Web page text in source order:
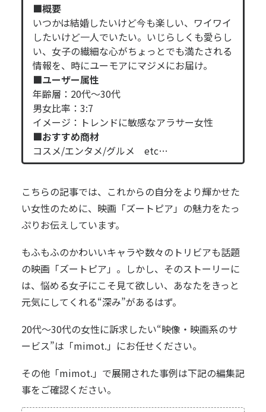
■概要
いつかは結婚したいけど今も楽しい、ワイワイ
したいけど一人でいたい。いじらしくも愛らし
い、女子の繊細な心がちょっとでも満たされる
情報を、時にユーモアにマジメにお届け。
■ユーザー属性
年齢層：20代～30代
男女比率：3:7
イメージ：トレンドに敏感なアラサー女性
■おすすめ商材
コスメ/エンタメ/グルメ etc…
こちらの記事では、これからの自分をより輝かせた
い女性のために、映画「ズートピア」の魅力をたっ
ぷりお伝えしています。
もふもふのかわいいキャラや数々のトリビアも話題
の映画「ズートピア」。しかし、そのストーリーに
は、悩める女子にこそ見て欲しい、あなたをきっと
元気にしてくれる“深み”があるはず。
20代～30代の女性に訴求したい“映像・映画系のサ
ービス”は「mimot.」にお任せください。
その他「mimot.」で展開された事例は下記の編集記
事をご確認ください。